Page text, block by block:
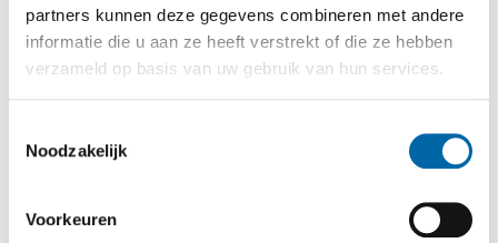
partners kunnen deze gegevens combineren met andere
informatie die u aan ze heeft verstrekt of die ze hebben
verzameld op basis van uw gebruik van hun services.
Noodzakelijk
Voorkeuren
Bedrijfsbezoek voor scholen
We vinden het belangrijk dat jong talent ons bedrijf
en onze activiteiten van dichtbij leert kennen.
voor scholen en universiteiten. Tijdens dit bezoek
ontdekken de studenten hoe een modern